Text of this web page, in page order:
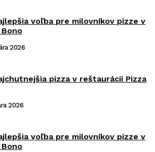
voľba pre milovníkov pizze v
2026
pizza v reštaurácii Pizza
2026
voľba pre milovníkov pizze v